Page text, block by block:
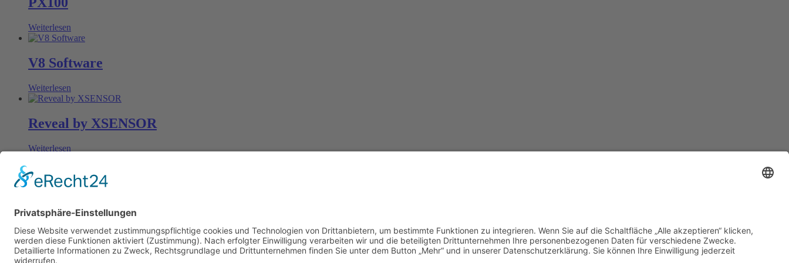
Weiterlesen
V8 Software
Weiterlesen
Reveal by XSENSOR
Weiterlesen
Rufen Sie einfach an oder schreiben Sie uns!
info@dm-sensors.de
Impressum|Datenschutzerklärung|AGB